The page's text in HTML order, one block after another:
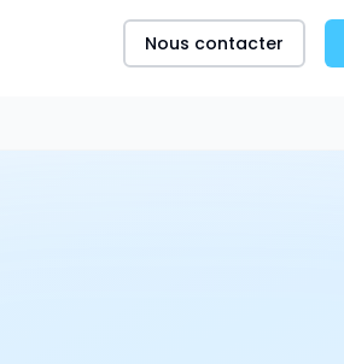
Nous contacter